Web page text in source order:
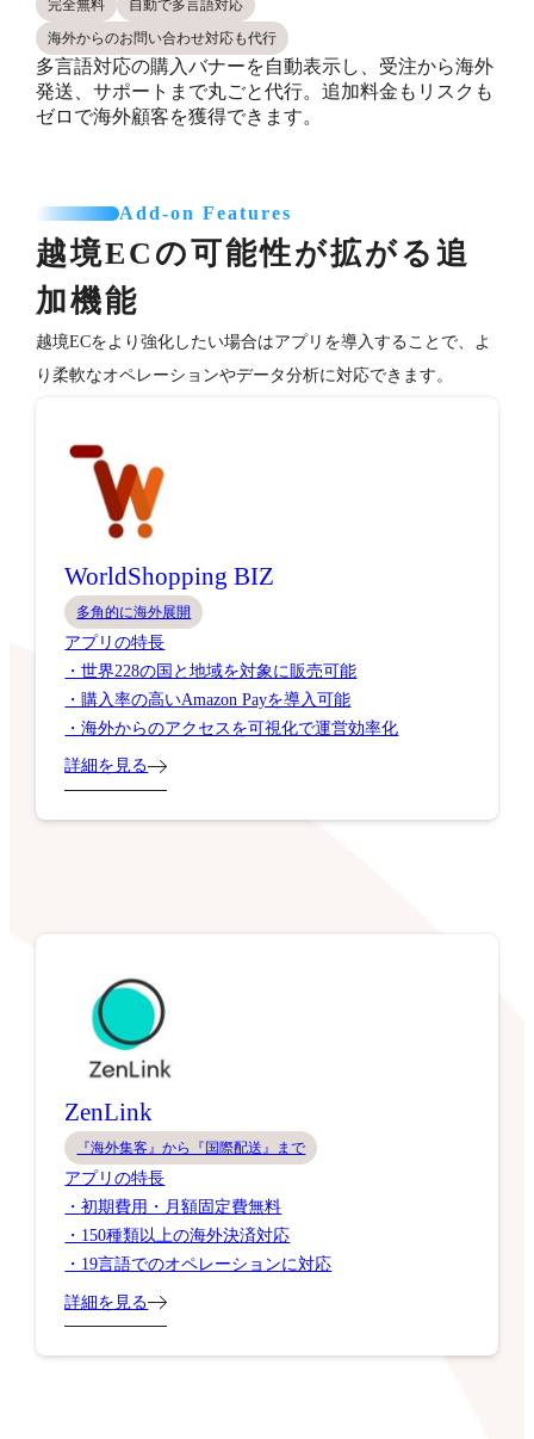
完全無料
自動で多言語対応
海外からのお問い合わせ対応も代行
多言語対応の購入バナーを自動表示し、受注から海外
発送、サポートまで丸ごと代行。追加料金もリスクも
ゼロで海外顧客を獲得できます。
Add-on Features
越境ECの可能性が拡がる追
加機能
越境ECをより強化したい場合はアプリを導入することで、よ
り柔軟なオペレーションやデータ分析に対応できます。
WorldShopping BIZ
多角的に海外展開
アプリの特長
・世界228の国と地域を対象に販売可能
・購入率の高いAmazon Payを導入可能
・海外からのアクセスを可視化で運営効率化
詳細を見る
ZenLink
『海外集客』から『国際配送』まで
アプリの特長
・初期費用・月額固定費無料
・150種類以上の海外決済対応
・19言語でのオペレーションに対応
詳細を見る